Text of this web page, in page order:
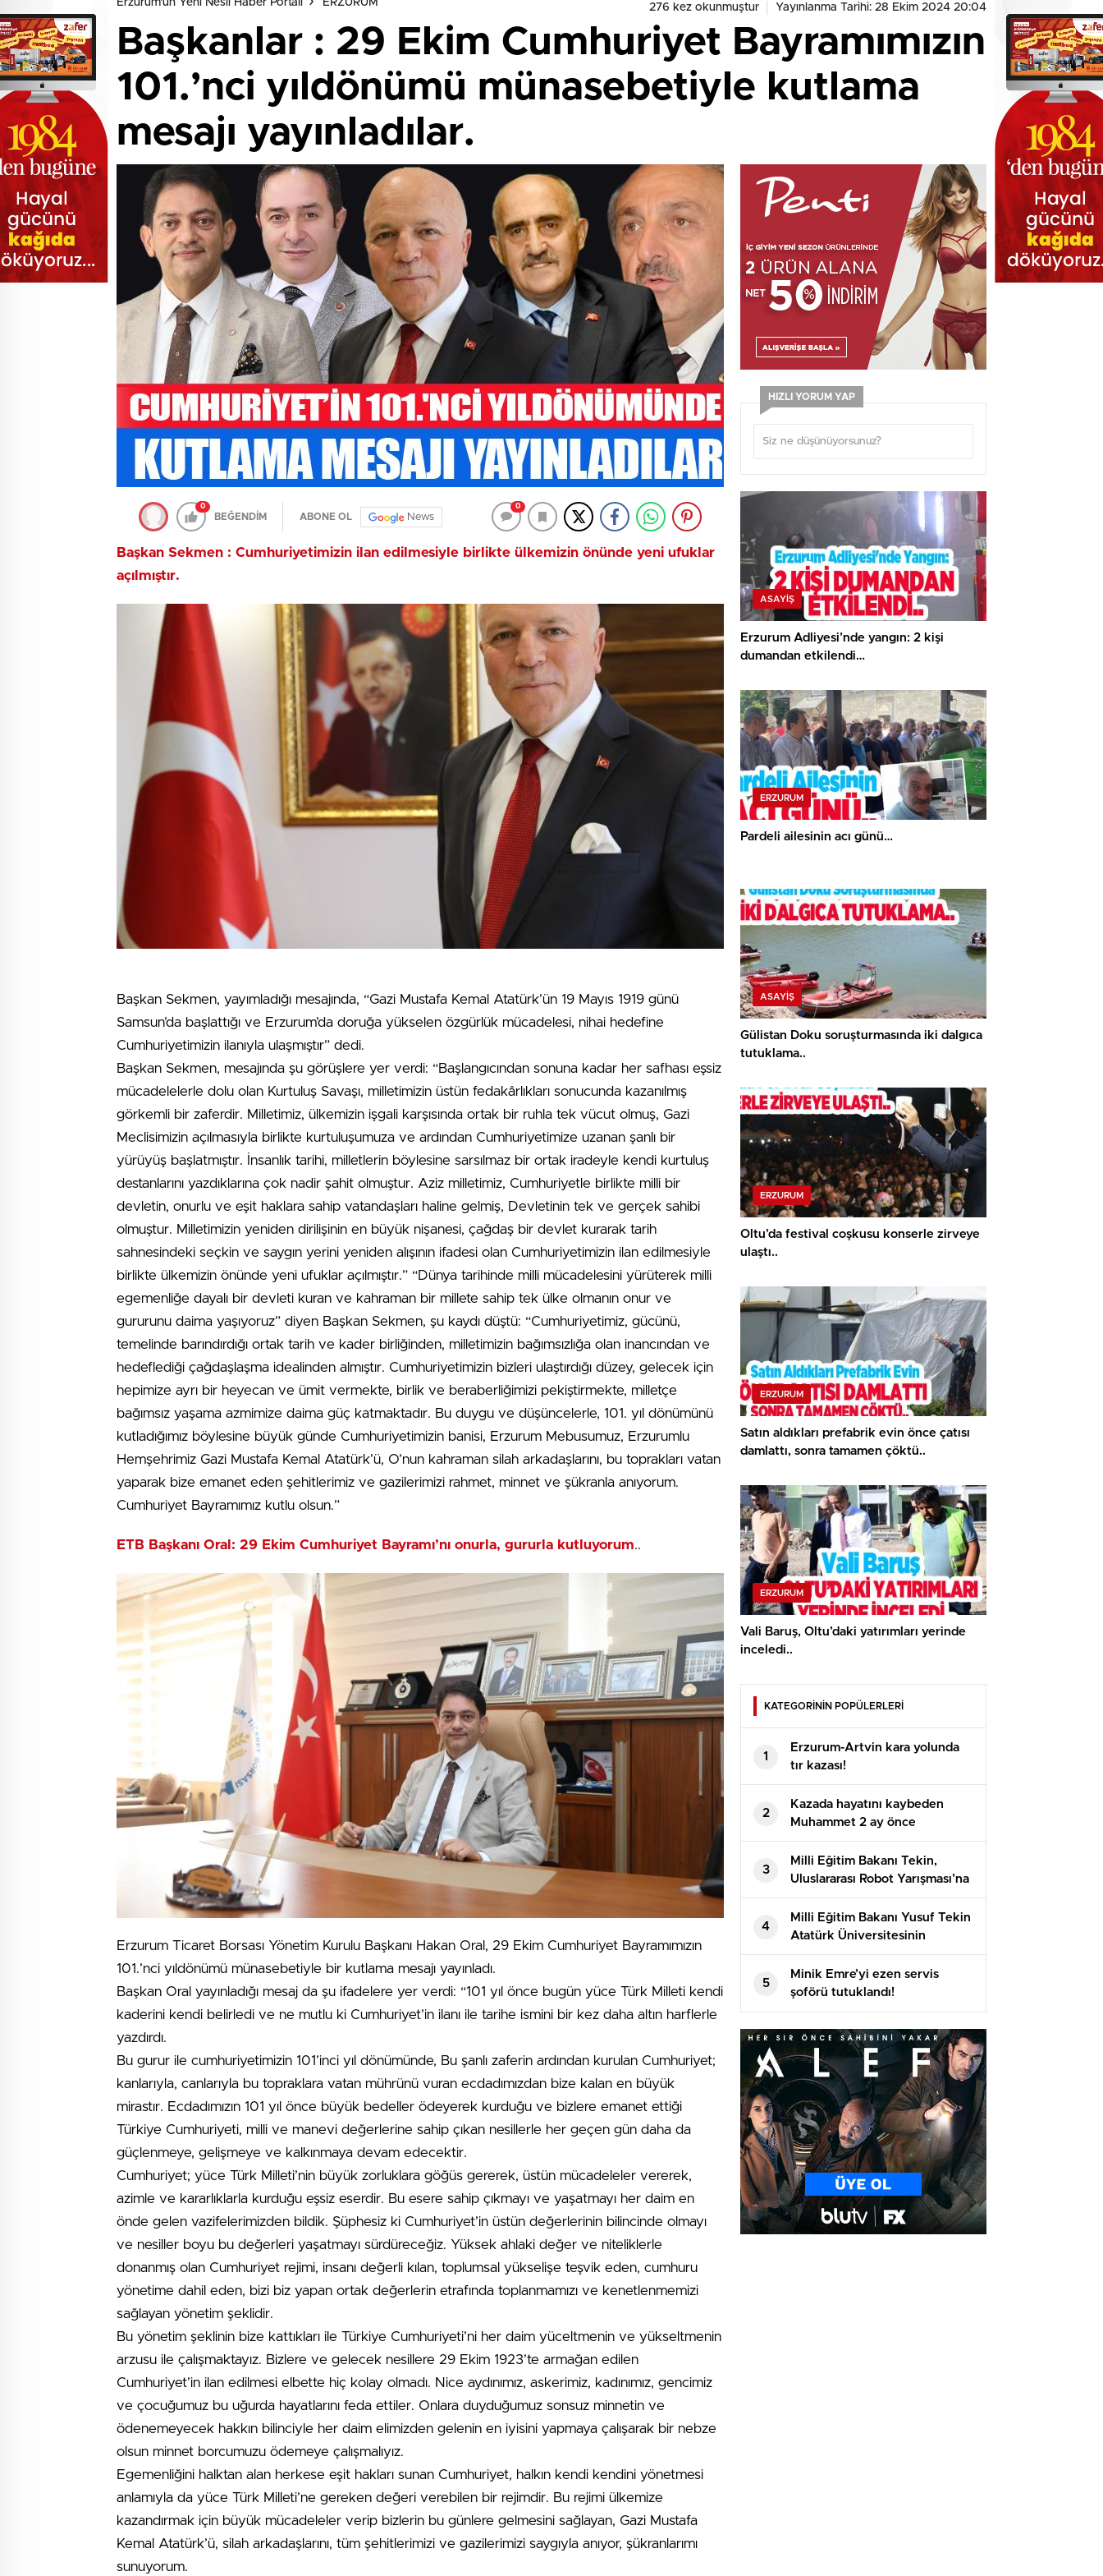
Erzurum'un Yeni Nesil Haber Portalı ERZURUM 276 kez okunmuştur Yayınlanma Tarihi: 28 Ekim 2024 20:04
Başkanlar : 29 Ekim Cumhuriyet Bayramımızın
101.’nci yıldönümü münasebetiyle kutlama
mesajı yayınladılar.
0
BEĞENDİM ABONE OL News
0
Başkan Sekmen : Cumhuriyetimizin ilan edilmesiyle birlikte ülkemizin önünde yeni ufuklar
açılmıştır.
Başkan Sekmen, yayımladığı mesajında, “Gazi Mustafa Kemal Atatürk’ün 19 Mayıs 1919 günü
Samsun’da başlattığı ve Erzurum’da doruğa yükselen özgürlük mücadelesi, nihai hedefine
Cumhuriyetimizin ilanıyla ulaşmıştır” dedi.
Başkan Sekmen, mesajında şu görüşlere yer verdi: “Başlangıcından sonuna kadar her safhası eşsiz
mücadelelerle dolu olan Kurtuluş Savaşı, milletimizin üstün fedakârlıkları sonucunda kazanılmış
görkemli bir zaferdir. Milletimiz, ülkemizin işgali karşısında ortak bir ruhla tek vücut olmuş, Gazi
Meclisimizin açılmasıyla birlikte kurtuluşumuza ve ardından Cumhuriyetimize uzanan şanlı bir
yürüyüş başlatmıştır. İnsanlık tarihi, milletlerin böylesine sarsılmaz bir ortak iradeyle kendi kurtuluş
destanlarını yazdıklarına çok nadir şahit olmuştur. Aziz milletimiz, Cumhuriyetle birlikte milli bir
devletin, onurlu ve eşit haklara sahip vatandaşları haline gelmiş, Devletinin tek ve gerçek sahibi
olmuştur. Milletimizin yeniden dirilişinin en büyük nişanesi, çağdaş bir devlet kurarak tarih
sahnesindeki seçkin ve saygın yerini yeniden alışının ifadesi olan Cumhuriyetimizin ilan edilmesiyle
birlikte ülkemizin önünde yeni ufuklar açılmıştır.” “Dünya tarihinde milli mücadelesini yürüterek milli
egemenliğe dayalı bir devleti kuran ve kahraman bir millete sahip tek ülke olmanın onur ve
gururunu daima yaşıyoruz” diyen Başkan Sekmen, şu kaydı düştü: “Cumhuriyetimiz, gücünü,
temelinde barındırdığı ortak tarih ve kader birliğinden, milletimizin bağımsızlığa olan inancından ve
hedeflediği çağdaşlaşma idealinden almıştır. Cumhuriyetimizin bizleri ulaştırdığı düzey, gelecek için
hepimize ayrı bir heyecan ve ümit vermekte, birlik ve beraberliğimizi pekiştirmekte, milletçe
bağımsız yaşama azmimize daima güç katmaktadır. Bu duygu ve düşüncelerle, 101. yıl dönümünü
kutladığımız böylesine büyük günde Cumhuriyetimizin banisi, Erzurum Mebusumuz, Erzurumlu
Hemşehrimiz Gazi Mustafa Kemal Atatürk’ü, O’nun kahraman silah arkadaşlarını, bu toprakları vatan
yaparak bize emanet eden şehitlerimiz ve gazilerimizi rahmet, minnet ve şükranla anıyorum.
Cumhuriyet Bayramımız kutlu olsun.”
ETB Başkanı Oral: 29 Ekim Cumhuriyet Bayramı’nı onurla, gururla kutluyorum..
Erzurum Ticaret Borsası Yönetim Kurulu Başkanı Hakan Oral, 29 Ekim Cumhuriyet Bayramımızın
101.’nci yıldönümü münasebetiyle bir kutlama mesajı yayınladı.
Başkan Oral yayınladığı mesaj da şu ifadelere yer verdi: “101 yıl önce bugün yüce Türk Milleti kendi
kaderini kendi belirledi ve ne mutlu ki Cumhuriyet’in ilanı ile tarihe ismini bir kez daha altın harflerle
yazdırdı.
Bu gurur ile cumhuriyetimizin 101’inci yıl dönümünde, Bu şanlı zaferin ardından kurulan Cumhuriyet;
kanlarıyla, canlarıyla bu topraklara vatan mührünü vuran ecdadımızdan bize kalan en büyük
mirastır. Ecdadımızın 101 yıl önce büyük bedeller ödeyerek kurduğu ve bizlere emanet ettiği
Türkiye Cumhuriyeti, milli ve manevi değerlerine sahip çıkan nesillerle her geçen gün daha da
güçlenmeye, gelişmeye ve kalkınmaya devam edecektir.
Cumhuriyet; yüce Türk Milleti’nin büyük zorluklara göğüs gererek, üstün mücadeleler vererek,
azimle ve kararlıklarla kurduğu eşsiz eserdir. Bu esere sahip çıkmayı ve yaşatmayı her daim en
önde gelen vazifelerimizden bildik. Şüphesiz ki Cumhuriyet’in üstün değerlerinin bilincinde olmayı
ve nesiller boyu bu değerleri yaşatmayı sürdüreceğiz. Yüksek ahlaki değer ve niteliklerle
donanmış olan Cumhuriyet rejimi, insanı değerli kılan, toplumsal yükselişe teşvik eden, cumhuru
yönetime dahil eden, bizi biz yapan ortak değerlerin etrafında toplanmamızı ve kenetlenmemizi
sağlayan yönetim şeklidir.
Bu yönetim şeklinin bize kattıkları ile Türkiye Cumhuriyeti’ni her daim yüceltmenin ve yükseltmenin
arzusu ile çalışmaktayız. Bizlere ve gelecek nesillere 29 Ekim 1923’te armağan edilen
Cumhuriyet’in ilan edilmesi elbette hiç kolay olmadı. Nice aydınımız, askerimiz, kadınımız, gencimiz
ve çocuğumuz bu uğurda hayatlarını feda ettiler. Onlara duyduğumuz sonsuz minnetin ve
ödenemeyecek hakkın bilinciyle her daim elimizden gelenin en iyisini yapmaya çalışarak bir nebze
olsun minnet borcumuzu ödemeye çalışmalıyız.
Egemenliğini halktan alan herkese eşit hakları sunan Cumhuriyet, halkın kendi kendini yönetmesi
anlamıyla da yüce Türk Milleti’ne gereken değeri verebilen bir rejimdir. Bu rejimi ülkemize
kazandırmak için büyük mücadeleler verip bizlerin bu günlere gelmesini sağlayan, Gazi Mustafa
Kemal Atatürk’ü, silah arkadaşlarını, tüm şehitlerimizi ve gazilerimizi saygıyla anıyor, şükranlarımı
sunuyorum.
HIZLI YORUM YAP
ASAYİŞ
Erzurum Adliyesi’nde yangın: 2 kişi
dumandan etkilendi…
ERZURUM
Pardeli ailesinin acı günü…
ASAYİŞ
Gülistan Doku soruşturmasında iki dalgıca
tutuklama..
ERZURUM
Oltu’da festival coşkusu konserle zirveye
ulaştı..
ERZURUM
Satın aldıkları prefabrik evin önce çatısı
damlattı, sonra tamamen çöktü..
ERZURUM
Vali Baruş, Oltu’daki yatırımları yerinde
inceledi..
KATEGORİNİN POPÜLERLERİ
1
Erzurum-Artvin kara yolunda
tır kazası!
2
Kazada hayatını kaybeden
Muhammet 2 ay önce
evlenmişti!
3
Milli Eğitim Bakanı Tekin,
Uluslararası Robot Yarışması’na
katılan öğrencilerle bir araya
geldi
4
Milli Eğitim Bakanı Yusuf Tekin
Atatürk Üniversitesinin
akademik yılı açılış töreninde
konuştu
5
Minik Emre’yi ezen servis
şoförü tutuklandı!